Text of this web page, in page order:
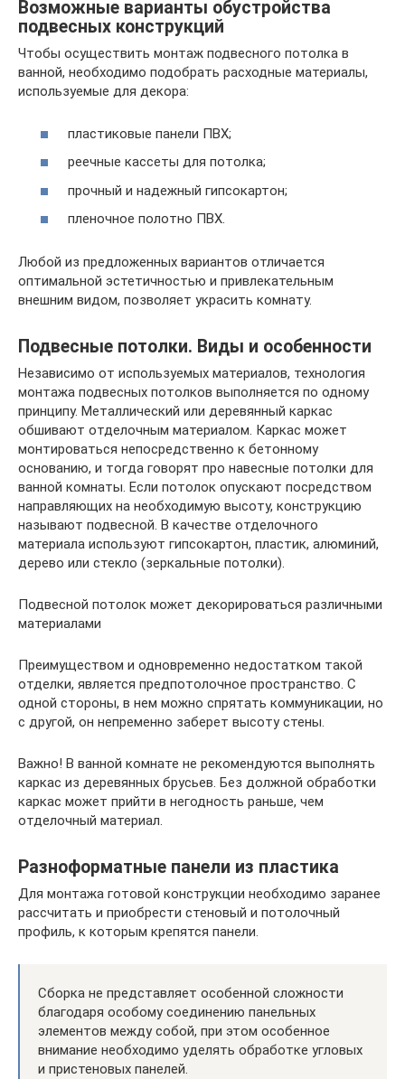
Возможные варианты обустройства
подвесных конструкций
Чтобы осуществить монтаж подвесного потолка в
ванной, необходимо подобрать расходные материалы,
используемые для декора:
пластиковые панели ПВХ;
реечные кассеты для потолка;
прочный и надежный гипсокартон;
пленочное полотно ПВХ.
Любой из предложенных вариантов отличается
оптимальной эстетичностью и привлекательным
внешним видом, позволяет украсить комнату.
Подвесные потолки. Виды и особенности
Независимо от используемых материалов, технология
монтажа подвесных потолков выполняется по одному
принципу. Металлический или деревянный каркас
обшивают отделочным материалом. Каркас может
монтироваться непосредственно к бетонному
основанию, и тогда говорят про навесные потолки для
ванной комнаты. Если потолок опускают посредством
направляющих на необходимую высоту, конструкцию
называют подвесной. В качестве отделочного
материала используют гипсокартон, пластик, алюминий,
дерево или стекло (зеркальные потолки).
Подвесной потолок может декорироваться различными
материалами
Преимуществом и одновременно недостатком такой
отделки, является предпотолочное пространство. С
одной стороны, в нем можно спрятать коммуникации, но
с другой, он непременно заберет высоту стены.
Важно! В ванной комнате не рекомендуются выполнять
каркас из деревянных брусьев. Без должной обработки
каркас может прийти в негодность раньше, чем
отделочный материал.
Разноформатные панели из пластика
Для монтажа готовой конструкции необходимо заранее
рассчитать и приобрести стеновый и потолочный
профиль, к которым крепятся панели.
Сборка не представляет особенной сложности
благодаря особому соединению панельных
элементов между собой, при этом особенное
внимание необходимо уделять обработке угловых
и пристеновых панелей.